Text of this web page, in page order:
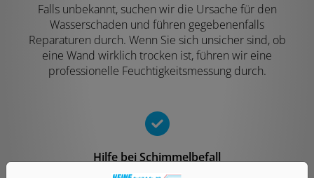
Falls unbekannt, suchen wir die Ursache für den
Wasserschaden und führen gegebenenfalls
Reparaturen durch. Wenn Sie sich unsicher sind, ob
eine Wand wirklich trocken ist, führen wir eine
professionelle Feuchtigkeitsmessung durch.
Hilfe bei Schimmelbefall